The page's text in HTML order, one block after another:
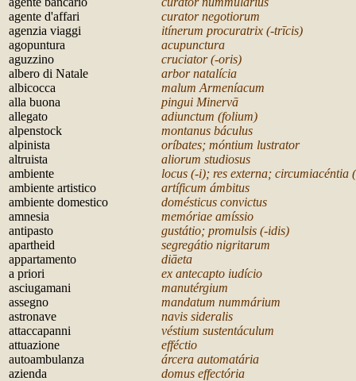
agente d'affari
curator negotiorum
agenzia viaggi
itínerum procuratrix (-trīcis)
agopuntura
acupunctura
aguzzino
cruciator (-oris)
albero di Natale
arbor natalícia
albicocca
malum Armeníacum
alla buona
pingui Minervā
allegato
adiunctum (folium)
alpenstock
montanus báculus
alpinista
oríbates; móntium lustrator
altruista
aliorum studiosus
ambiente
locus (-i); res externa; circumiacéntia
ambiente artistico
artíficum ámbitus
ambiente domestico
domésticus convictus
amnesia
memóriae amíssio
antipasto
gustátio; promulsis (-idis)
apartheid
segregátio nigritarum
appartamento
diāeta
a priori
ex antecapto iudício
asciugamani
manutérgium
assegno
mandatum nummárium
astronave
navis sideralis
attaccapanni
véstium sustentáculum
attuazione
efféctio
autoambulanza
árcera automatária
azienda
domus effectória